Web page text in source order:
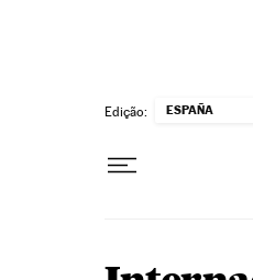
Edição: ESPAÑA